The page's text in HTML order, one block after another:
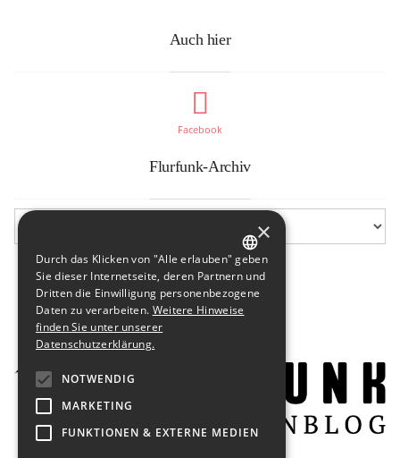
Auch hier
Facebook
Flurfunk-Archiv
GERMAN
ENGLISH
×
Durch das Klicken von "Alle erlauben" geben
Sie dieser Internetseite, deren Partnern und
Dritten die Einwilligung personenbezogene
Daten zu verarbeiten. Weitere Hinweise
finden Sie unter unserer
Datenschutzerklärung.
NOTWENDIG
MARKETING
FUNKTIONEN & EXTERNE MEDIEN